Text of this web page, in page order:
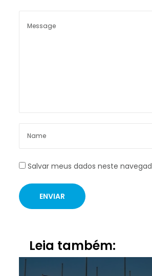
Salvar meus dados neste
Leia também: